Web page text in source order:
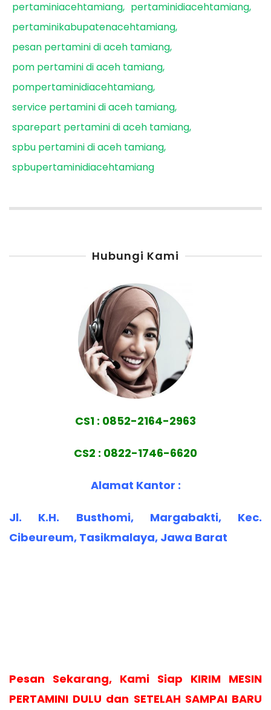
pertaminiacehtamiang
pertaminidiacehtamiang
pertaminikabupatenacehtamiang
pesan pertamini di aceh tamiang
pom pertamini di aceh tamiang
pompertaminidiacehtamiang
service pertamini di aceh tamiang
sparepart pertamini di aceh tamiang
spbu pertamini di aceh tamiang
spbupertaminidiacehtamiang
Hubungi Kami
CS1 : 0852-2164-2963
CS2 : 0822-1746-6620
Alamat Kantor :
Jl. K.H. Busthomi, Margabakti, Kec.
Cibeureum, Tasikmalaya, Jawa Barat
Pesan Sekarang, Kami Siap KIRIM MESIN
PERTAMINI DULU dan SETELAH SAMPAI BARU